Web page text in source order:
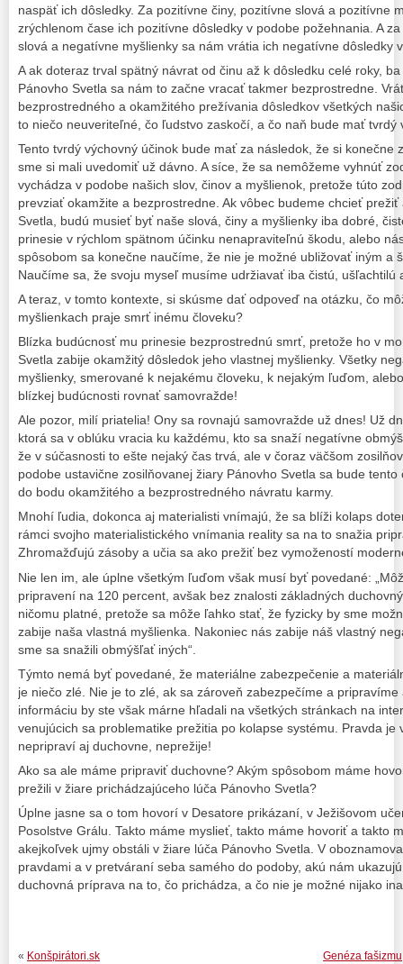
naspäť ich dôsledky. Za pozitívne činy, pozitívne slová a pozitívne
zrýchlenom čase ich pozitívne dôsledky v podobe požehnania. A
slová a negatívne myšlienky sa nám vrátia ich negatívne dôsledky
A ak doteraz trval spätný návrat od činu až k dôsledku celé roky,
Pánovho Svetla sa nám to začne vracať takmer bezprostredne.
bezprostredného a okamžitého prežívania dôsledkov všetkých
to niečo neuveriteľné, čo ľudstvo zaskočí, a čo naň bude mať tvrdý
Tento tvrdý výchovný účinok bude mať za následok, že si konečne
sme si mali uvedomiť už dávno. A síce, že sa nemôžeme vyhnúť
vychádza v podobe našich slov, činov a myšlienok, pretože túto
prevziať okamžite a bezprostredne. Ak vôbec budeme chcieť
Svetla, budú musieť byť naše slová, činy a myšlienky iba dobré,
prinesie v rýchlom spätnom účinku nenapraviteľnú škodu, alebo
spôsobom sa konečne naučíme, že nie je možné ubližovať iným a
Naučíme sa, že svoju myseľ musíme udržiavať iba čistú, ušľachtilú
A teraz, v tomto kontexte, si skúsme dať odpoveď na otázku, čo
myšlienkach praje smrť inému človeku?
Blízka budúcnosť mu prinesie bezprostrednú smrť, pretože ho v
Svetla zabije okamžitý dôsledok jeho vlastnej myšlienky. Všetky
myšlienky, smerované k nejakému človeku, k nejakým ľuďom,
blízkej budúcnosti rovnať samovražde!
Ale pozor, milí priatelia! Ony sa rovnajú samovražde už dnes! Už
ktorá sa v oblúku vracia ku každému, kto sa snaží negatívne
že v súčasnosti to ešte nejaký čas trvá, ale v čoraz väčšom
podobe ustavične zosilňovanej žiary Pánovho Svetla sa bude
do bodu okamžitého a bezprostredného návratu karmy.
Mnohí ľudia, dokonca aj materialisti vnímajú, že sa blíži kolaps
rámci svojho materialistického vnímania reality sa na to snažia
Zhromažďujú zásoby a učia sa ako prežiť bez vymožeností
Nie len im, ale úplne všetkým ľuďom však musí byť povedané:
pripravení na 120 percent, avšak bez znalosti základných
ničomu platné, pretože sa môže ľahko stať, že fyzicky by sme
zabije naša vlastná myšlienka. Nakoniec nás zabije náš vlastný
sme sa snažili obmýšľať iných“.
Týmto nemá byť povedané, že materiálne zabezpečenie a
je niečo zlé. Nie je to zlé, ak sa zároveň zabezpečíme a
informáciu by ste však márne hľadali na všetkých stránkach na
venujúcich sa problematike prežitia po kolapse systému. Pravda je
nepripraví aj duchovne, neprežije!
Ako sa ale máme pripraviť duchovne? Akým spôsobom máme
prežili v žiare prichádzajúceho lúča Pánovho Svetla?
Úplne jasne sa o tom hovorí v Desatore prikázaní, v Ježišovom
Posolstve Grálu. Takto máme myslieť, takto máme hovoriť a takto
akejkoľvek ujmy obstáli v žiare lúča Pánovho Svetla. V
pravdami a v pretváraní seba samého do podoby, akú nám
duchovná príprava na to, čo prichádza, a čo nie je možné nijako
Genéza
« Konšpirátori.sk